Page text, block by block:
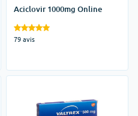
Aciclovir 1000mg Online
79 avis